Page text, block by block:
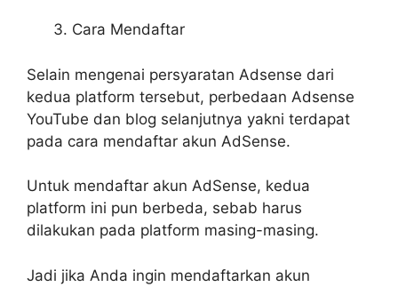
Cara Mendaftar
Selain mengenai persyaratan Adsense dari
kedua platform tersebut, perbedaan Adsense
YouTube dan blog selanjutnya yakni terdapat
pada cara mendaftar akun AdSense.
Untuk mendaftar akun AdSense, kedua
platform ini pun berbeda, sebab harus
dilakukan pada platform masing-masing.
Jadi jika Anda ingin mendaftarkan akun